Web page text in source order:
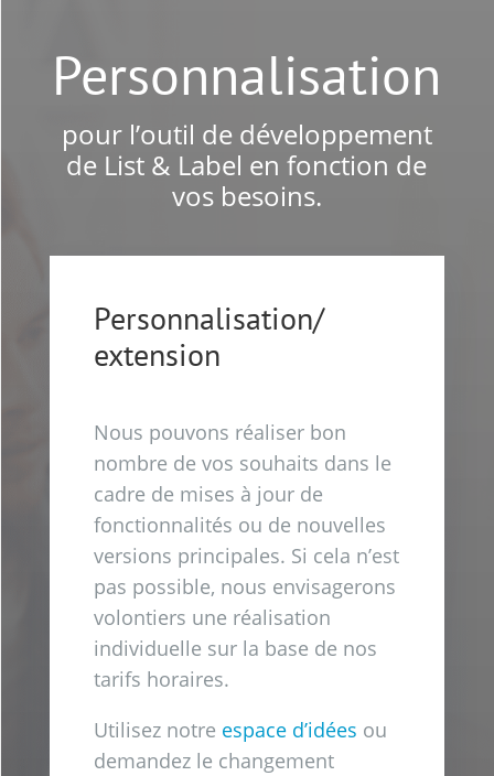
Personnalisation
pour l’outil de développement
de List & Label en fonction de
vos besoins.
Personnalisation/
extension
Nous pouvons réaliser bon
nombre de vos souhaits dans le
cadre de mises à jour de
fonctionnalités ou de nouvelles
versions principales. Si cela n’est
pas possible, nous envisagerons
volontiers une réalisation
individuelle sur la base de nos
tarifs horaires.
Utilisez notre espace d’idées ou
demandez le changement